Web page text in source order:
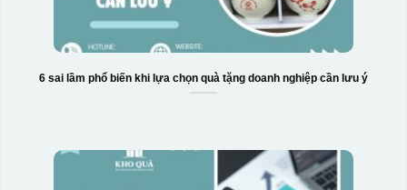
6 sai lầm phổ biến khi lựa chọn quà tặng doanh nghiệp cần lưu ý